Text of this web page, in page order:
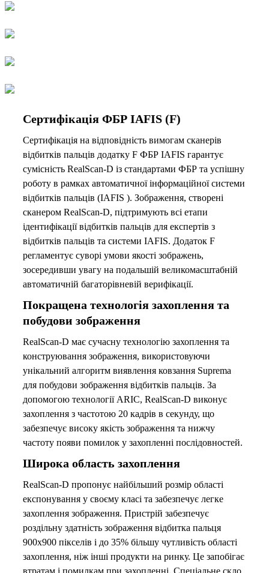
Сертифікація ФБР IAFIS (F)
Сертифікація на відповідність вимогам сканерів
відбитків пальців додатку F ФБР IAFIS гарантує
сумісність RealScan-D із стандартами ФБР та успішну
роботу в рамках автоматичної інформаційної системи
відбитків пальців (IAFIS ). Зображення, створені
сканером RealScan-D, підтримують всі етапи
ідентифікації відбитків пальців для експертів з
відбитків пальців та системи IAFIS. Додаток F
регламентує суворі умови якості зображень,
зосередивши увагу на подальшій великомасштабній
автоматичній багаторівневій верифікації.
Покращена технологія захоплення та
побудови зображення
RealScan-D має сучасну технологію захоплення та
конструювання зображення, використовуючи
унікальний алгоритм виявлення ковзання Suprema
для побудови зображення відбитків пальців. За
допомогою технології ARIC, RealScan-D виконує
захоплення з частотою 20 кадрів в секунду, що
забезпечує високу якість зображення та нижчу
частоту появи помилок у захопленні послідовностей.
Широка область захоплення
RealScan-D пропонує найбільший розмір області
експонування у своєму класі та забезпечує легке
захоплення зображення. Пристрій забезпечує
роздільну здатність зображення відбитка пальця
900х900 пікселів і до 35% більшу чутливість області
захоплення, ніж інші продукти на ринку. Це запобігає
втратам і помилкам при захопленні. Спеціальне скло